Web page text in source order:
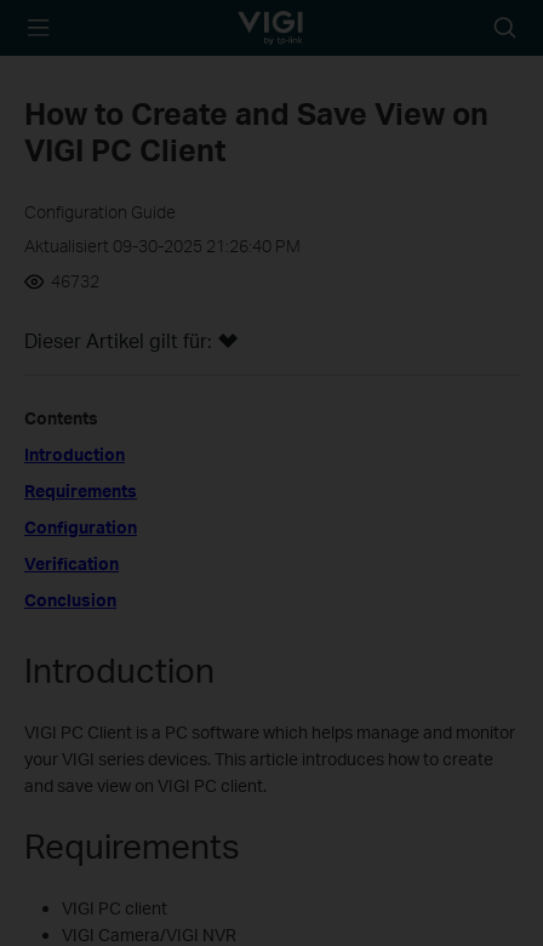
TP-Link, Reliably
How to Create and Save View on
VIGI PC Client
Configuration Guide
Aktualisiert 09-30-2025 21:26:40 PM
46732
Dieser Artikel gilt für:
Contents
Introduction
Requirements
Configuration
Verification
Conclusion
Introduction
VIGI PC Client is a PC software which helps manage and monitor
your VIGI series devices. This article introduces how to create
and save view on VIGI PC client.
Requirements
VIGI PC client
VIGI Camera/VIGI NVR